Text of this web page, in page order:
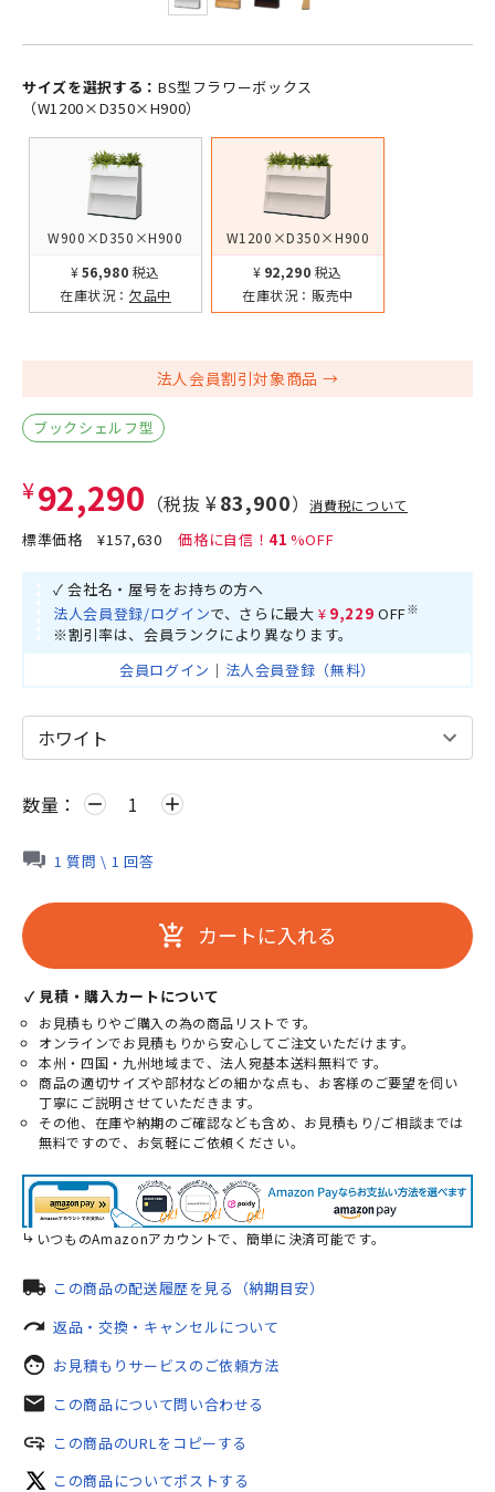
サイズを選択する： BS型フラワーボックス
（W1200×D350×H900）
W900×D350×H900
¥56,980 税込
在庫状況：欠品中
W1200×D350×H900
¥92,290 税込
在庫状況： 販売中
法人会員割引対象商品
ブックシェルフ型
¥92,290 （税抜 ¥83,900）消費税について
標準価格¥157,630 41
✓ 会社名・屋号をお持ちの方へ
法人会員登録/ログインで、さらに最大 ¥9,229 OFF※
※割引率は、会員ランクにより異なります。
会員ログイン ｜ 法人会員登録（無料）
数量： remove add
1 質問 \ 1 回答
add_shopping_cart カートに入れる
✓ 見積・購入カートについて
お見積もりやご購入の為の商品リストです。
オンラインでお見積もりから安心してご注文いただけます。
本州・四国・九州地域まで、法人宛基本送料無料です。
商品の適切サイズや部材などの細かな点も、お客様のご要望を伺い
丁寧にご説明させていただきます。
その他、在庫や納期のご確認なども含め、お見積もり/ご相談までは
無料ですので、お気軽にご依頼ください。
いつものAmazonアカウントで、簡単に決済可能です。
local_shipping この商品の配送履歴を見る（納期目安）
redo 返品・交換・キャンセルについて
face お見積もりサービスのご依頼方法
mail この商品について問い合わせる
add_link この商品のURLをコピーする
この商品についてポストする